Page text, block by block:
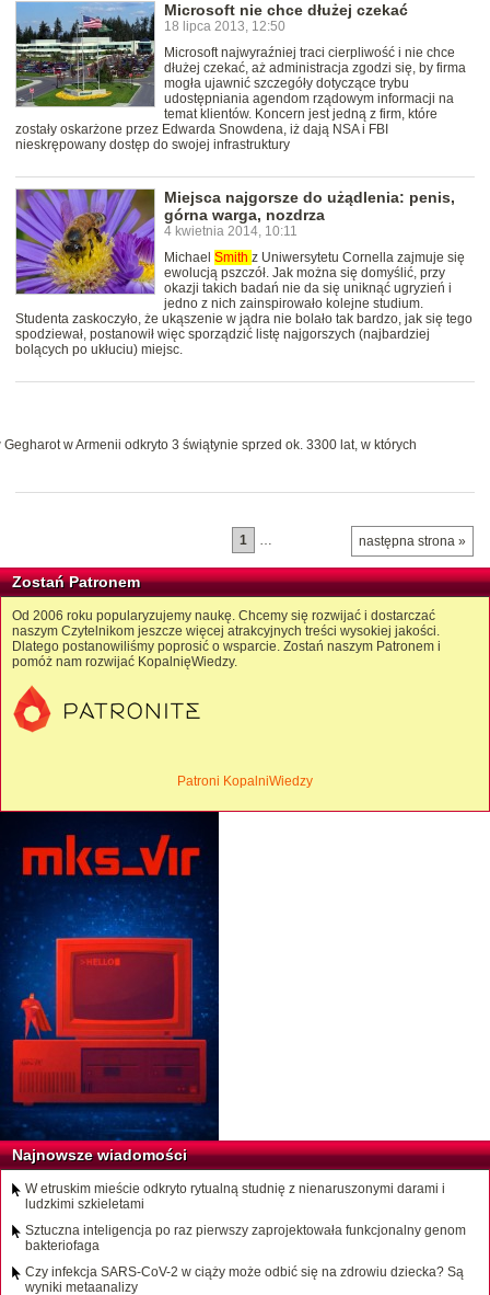
Microsoft nie chce dłużej czekać
18 lipca 2013, 12:50
Microsoft najwyraźniej traci cierpliwość i nie chce
dłużej czekać, aż administracja zgodzi się, by firma
mogła ujawnić szczegóły dotyczące trybu
udostępniania agendom rządowym informacji na
temat klientów. Koncern jest jedną z firm, które
zostały oskarżone przez Edwarda Snowdena, iż dają NSA i FBI
nieskrępowany dostęp do swojej infrastruktury
Miejsca najgorsze do użądlenia: penis,
górna warga, nozdrza
4 kwietnia 2014, 10:11
Michael Smith z Uniwersytetu Cornella zajmuje się
ewolucją pszczół. Jak można się domyślić, przy
okazji takich badań nie da się uniknąć ugryzień i
jedno z nich zainspirowało kolejne studium.
Studenta zaskoczyło, że ukąszenie w jądra nie bolało tak bardzo, jak się tego
spodziewał, postanowił więc sporządzić listę najgorszych (najbardziej
bolących po ukłuciu) miejsc.
w Armenii odkryto 3 świątynie sprzed ok. 3300 lat, w których
następna strona »
1 …
Zostań Patronem
Od 2006 roku popularyzujemy naukę. Chcemy się rozwijać i dostarczać
naszym Czytelnikom jeszcze więcej atrakcyjnych treści wysokiej jakości.
Dlatego postanowiliśmy poprosić o wsparcie. Zostań naszym Patronem i
pomóż nam rozwijać KopalnięWiedzy.
Patroni KopalniWiedzy
Najnowsze wiadomości
W etruskim mieście odkryto rytualną studnię z nienaruszonymi darami i
ludzkimi szkieletami
Sztuczna inteligencja po raz pierwszy zaprojektowała funkcjonalny genom
bakteriofaga
Czy infekcja SARS-CoV-2 w ciąży może odbić się na zdrowiu dziecka? Są
wyniki metaanalizy